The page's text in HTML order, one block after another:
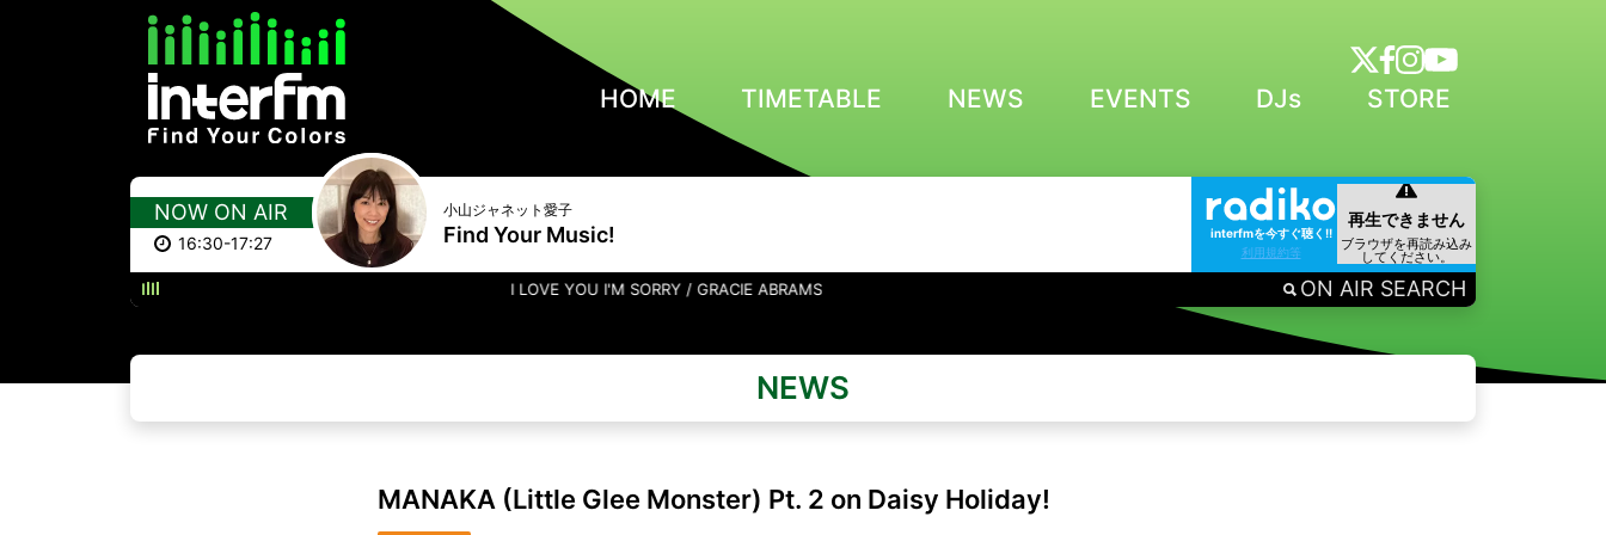
HOME TIMETABLE NEWS EVENTS DJs STORE
NOW ON AIR
16:30-17:27
小山ジャネット愛子
Find Your Music!
interfmを今すぐ聴く!!
利用規約等
I LOVE YOU I'M SORRY / GRACIE ABRAMS ON AIR SEARCH
NEWS
MANAKA (Little Glee Monster) Pt. 2 on Daisy Holiday!